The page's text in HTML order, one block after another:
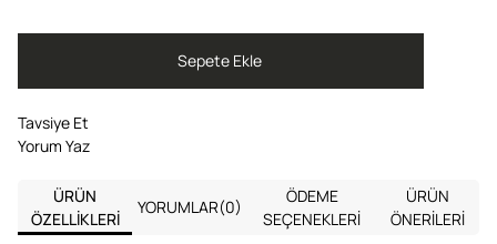
Tavsiye Et
Yorum Yaz
ÜRÜN
ÖZELLIKLERI
YORUMLAR(0)
ÖDEME
SEÇENEKLERI
ÜRÜN
ÖNERILERI